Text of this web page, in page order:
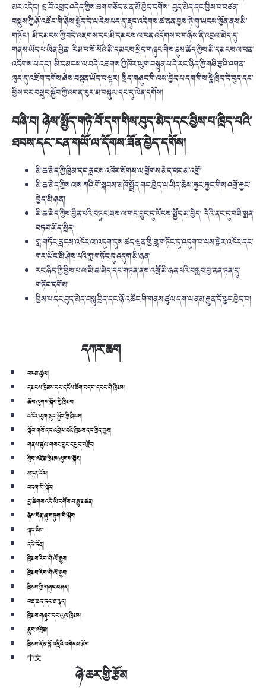
མར་འདེད། ཁྲ་བོ་འཕྲད་འདེད་ཀྱིས་ཐག་གཅོད་མན་མོ་བྱེད་དགོས། བུད་མེད་དང་བྱིས་པ་བཙན་
བསླུས་ཀྱི་ཉོ་འཚོང་གི་ཉེས་སྤྱོད་དེ་ལ་ངེས་པར་དུ་རྡུང་འདེགས་ཚ་ནན་བྱས་ཏེ་གུ་ཡངས་ཁྱོན་ནས་མི་
གཏོང་། མི་དམངས་ཀྱི་བདེ་འཇགས་དང་མི་དམངས་ལ་ཕན་འདོགས་པ་གཉིས་ནི་འབྲལ་མེད་དུ་
གནས་ཡོད་པ་ཡིན་ཕྱིན། རིམ་པ་སོ་སོའི་མི་དམངས་སྲིད་གཞུང་གིས་ནུས་ཚོད་ཀྱིས་མི་དམངས་ལ་ཕན་
འདོགས་པ་དང་། མི་དམངས་ལ་བདེ་འཇགས་ཀྱི་ཁོར་ཡུག་བསྐྲུན་པ་དེ་རང་ཉིད་ཀྱི་གཞི་རྩའི་འགན་
ཁུར་དུ་འཇོག་དགོས་ཞེས་བསྟན་ཡོད་པ་ལྟར། སྲིད་གཞུང་གི་ལས་བྱེད་པ་དག་གིས་སྣེ་ཁྲིད་དེ་བུད་དང་
བྱིས་པར་བསྲུང་སྐྱོབ་ཀྱི་འགན་ཁུར་མ་བསྐུལ་དང་དུ་ལེན་དགོས།
བཞི་བ། ཉེས་སྤྱོད་གཏེ་བོ་དག་གིས་བུད་མེད་དང་བྱིས་པ་ཁྲིད་པའི་
ཐབས་དང་་ངན་གཡོ་ལ་དོགས་ཟོན་བྱེད་དགོས།
མི་ཆ་མེད་ཀྱི་ཁྱིམ་དང་རླངས་འཁོར་སོགས་ལ་གྲོགས་མེད་པར་མ་འགྲོ།
མི་ཆ་མེད་ཀྱིས་ལས་ཀའི་གོ་སྐབས་མཁོ་སྤྲོད་གང་བྱེད་ལ་ཡིད་ཆེས་རྐྱང་རྐྱང་གིས་འགྲོ་རྐྱང་
བྱེད་མི་ཉན།
མི་ཆ་མེད་ཀྱིས་བྱིན་པའི་བཏུང་ཟས་ལ་གང་བྱུང་དུ་ལོངས་སྤྱོད་མ་བྱེད། དེའི་ནང་དུ་བཟི་སྨན་
བཏབ་ཡོད་སྲིད།
གླ་གཏོང་རླངས་འཁོར་ལ་འདུག་དུས་ཚད་ལྡན་གྱི་གླ་གཏོང་དུ་འདུག་པ་ལས་སྒེར་འཁོར་དང་
གར་ཡོང་མི་ཤེས་པའི་གླ་གཏོང་དུ་འདུག་མི་ཉན།
རང་ཉིད་ཀྱི་བྱིས་པ་ལ་མི་ཆ་མེད་དང་གཏན་ནས་འགྲོ་མི་ཉན་པའི་བསླབ་བྱ་ནན་ཏན་དུ་
གཏོང་དགོས།
བྱིས་པ་དང་བུད་མེད་བསླུ་བྲིད་དང་ཉོ་འཚོང་གི་གནས་ཚུལ་དག་ལ་ནམ་རྒྱུན་དོ་སྣང་བྱེད་པ།
དཀར་ཆག
བསམ་ཚུལ།
དམངས་ཁྲིམས་དང་དངོས་ཟོག་བདག་དབང་གི་ཁྲིམས།
ཆོས་ལུགས་སྐོར་གྱི་ཁྲིམས།
འཁོར་ཡུག་སྲུང་སྐྱོབ་ཀྱི་ཁྲིམས།
སློབ་གསོ་དང་འབྲེལ་བའི་ཁྲིམས་དང་སྲིད་བྱུས།
གནས་ཚུལ་གསར་བྱུང་དཔྱད་བརྗོད།
སྲིད་འཛིན་ཁྲིམས་ལུགས་སྐོར།
མདུན་ངོས།
བདག་གི་སྐོར།
དྲ་ཚིགས་འདི་ཡི་དགོས་པ་རྒྱུ་མཚན།
ཉེས་དོན་ཞུ་གཏུག་གི་སྐོར།
སྐད་ཡིག
དཔེ་དོན།
ཁྲིམས་རིག་གི་ལོ་རྒྱུས།
ཁྲིམས་རིག་གི་ལོ་རྒྱུས།
ཁྲིམས་ཀྱི་གཞུང་བཤད།
བརྡ་ཆད་དང་ཐ་སྙད།
ཁྲིམས་གཞུང་དང་ཡུལ་ཁྲིམས།
རླུང་འཕྲིན།
ཁྲིམས་དོན་བློ་འདྲིའི་འགེངས་ཤོག
中文
ཉེ་ཆར་གྱི་རྩོམ